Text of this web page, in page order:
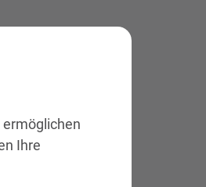
Ihre